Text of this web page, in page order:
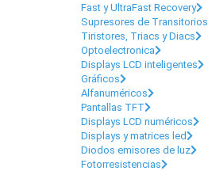
Fast y UltraFast Recovery
Supresores de Transitorios
Tiristores, Triacs y Diacs
Optoelectronica
Displays LCD inteligentes
Gráficos
Alfanuméricos
Pantallas TFT
Displays LCD numéricos
Displays y matrices led
Diodos emisores de luz
Fotorresistencias